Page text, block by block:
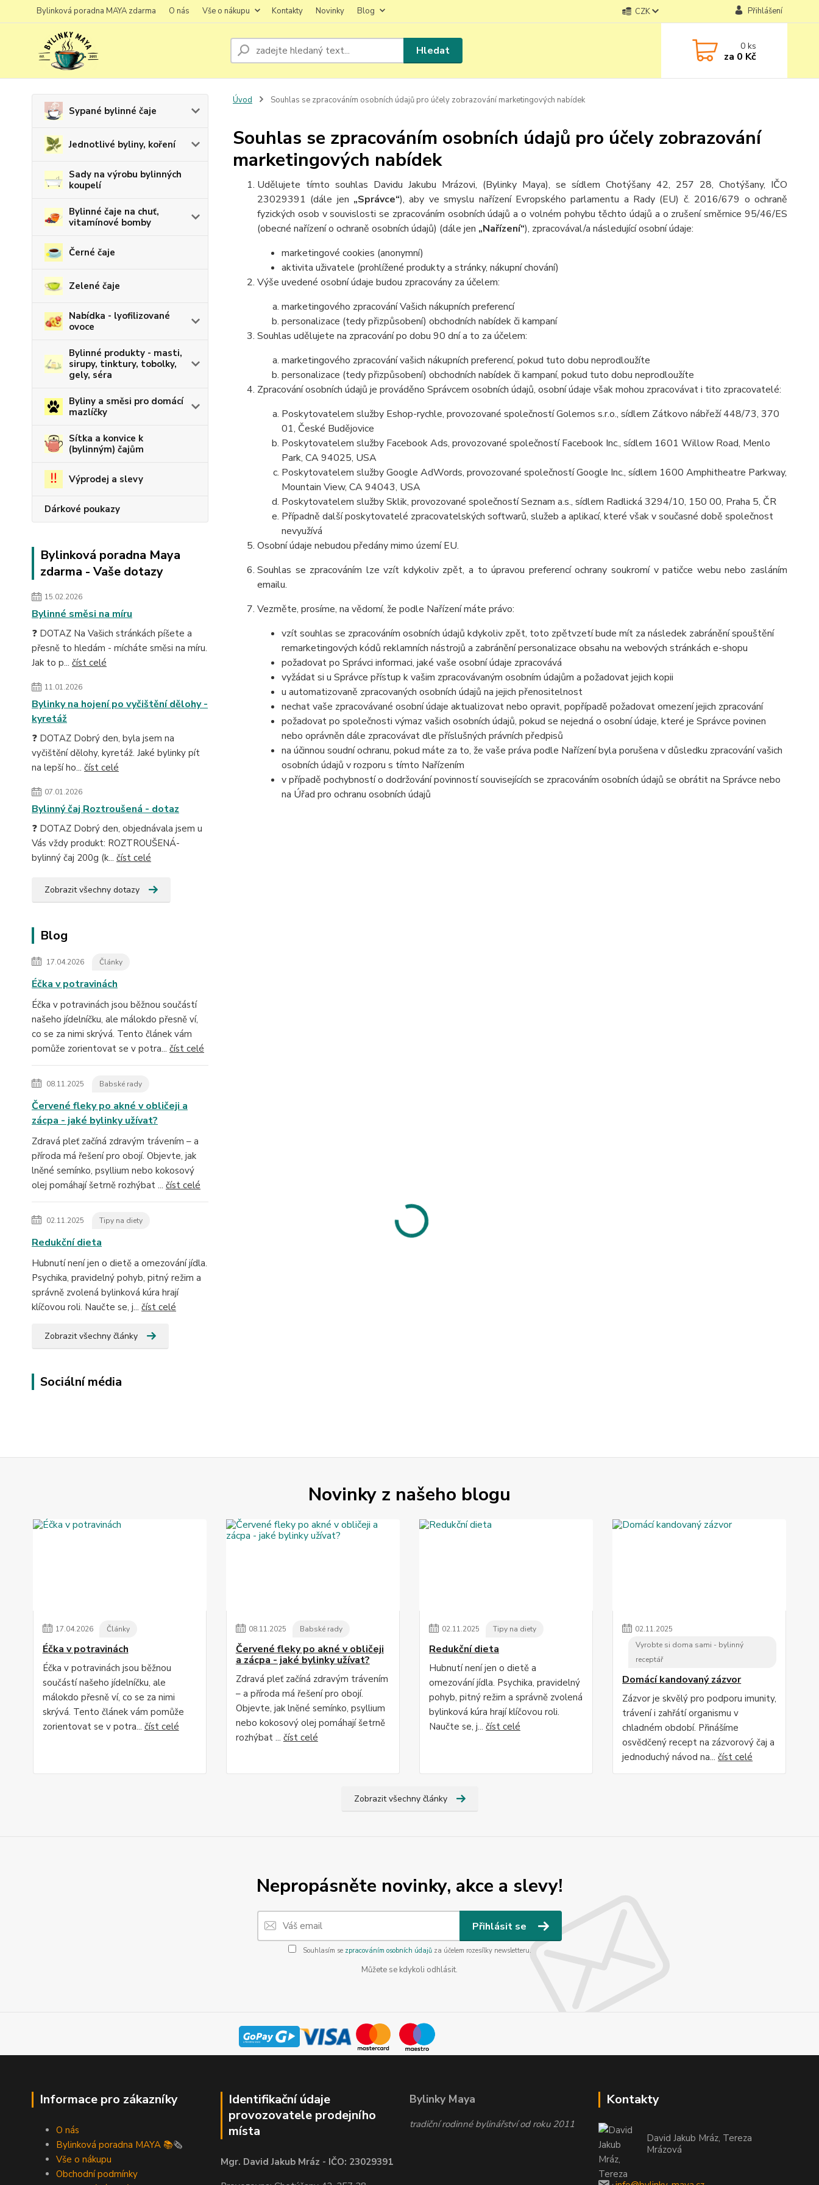
Bylinková poradna MAYA zdarma O nás Vše o nákupu Kontakty Novinky Blog CZK Přihlášení
Hledat 0ks
za 0 Kč
Sypané bylinné čaje
Jednotlivé byliny, koření
Sady na výrobu bylinných
koupelí
Bylinné čaje na chuť,
vitamínové bomby
Černé čaje
Zelené čaje
Nabídka - lyofilizované
ovoce
Bylinné produkty - masti,
sirupy, tinktury, tobolky,
gely, séra
Byliny a směsi pro domácí
mazlíčky
Sítka a konvice k
(bylinným) čajům
Výprodej a slevy
Dárkové poukazy
Bylinková poradna Maya
zdarma - Vaše dotazy
15.02.2026
Bylinné směsi na míru
❓ DOTAZ Na Vašich stránkách píšete a
přesně to hledám - mícháte směsi na míru.
Jak to p... číst celé
11.01.2026
Bylinky na hojení po vyčištění dělohy -
kyretáž
❓ DOTAZ Dobrý den, byla jsem na
vyčištění dělohy, kyretáž. Jaké bylinky pít
na lepší ho... číst celé
07.01.2026
Bylinný čaj Roztroušená - dotaz
❓ DOTAZ Dobrý den, objednávala jsem u
Vás vždy produkt: ROZTROUŠENÁ-
bylinný čaj 200g (k... číst celé
Zobrazit všechny dotazy
Blog
17.04.2026 Články
Éčka v potravinách
Éčka v potravinách jsou běžnou součástí
našeho jídelníčku, ale málokdo přesně ví,
co se za nimi skrývá. Tento článek vám
pomůže zorientovat se v potra... číst celé
08.11.2025 Babské rady
Červené fleky po akné v obličeji a
zácpa - jaké bylinky užívat?
Zdravá pleť začíná zdravým trávením – a
příroda má řešení pro obojí. Objevte, jak
lněné semínko, psyllium nebo kokosový
olej pomáhají šetrně rozhýbat ... číst celé
02.11.2025 Tipy na diety
Redukční dieta
Hubnutí není jen o dietě a omezování jídla.
Psychika, pravidelný pohyb, pitný režim a
správně zvolená bylinková kúra hrají
klíčovou roli. Naučte se, j... číst celé
Zobrazit všechny články
Sociální média
Úvod Souhlas se zpracováním osobních údajů pro účely zobrazování marketingových nabídek
Souhlas se zpracováním osobních údajů pro účely zobrazování
marketingových nabídek
Udělujete tímto souhlas Davidu Jakubu Mrázovi, (Bylinky Maya), se sídlem Chotýšany 42, 257 28, Chotýšany, IČO
23029391 (dále jen „Správce“), aby ve smyslu nařízení Evropského parlamentu a Rady (EU) č. 2016/679 o ochraně
fyzických osob v souvislosti se zpracováním osobních údajů a o volném pohybu těchto údajů a o zrušení směrnice 95/46/ES
(obecné nařízení o ochraně osobních údajů) (dále jen „Nařízení“), zpracovával/a následující osobní údaje:
marketingové cookies (anonymní)
aktivita uživatele (prohlížené produkty a stránky, nákupní chování)
Výše uvedené osobní údaje budou zpracovány za účelem:
marketingového zpracování Vašich nákupních preferencí
personalizace (tedy přizpůsobení) obchodních nabídek či kampaní
Souhlas udělujete na zpracování po dobu 90 dní a to za účelem:
marketingového zpracování vašich nákupních preferencí, pokud tuto dobu neprodloužíte
personalizace (tedy přizpůsobení) obchodních nabídek či kampaní, pokud tuto dobu neprodloužíte
Zpracování osobních údajů je prováděno Správcem osobních údajů, osobní údaje však mohou zpracovávat i tito zpracovatelé:
Poskytovatelem služby Eshop-rychle, provozované společností Golemos s.r.o., sídlem Zátkovo nábřeží 448/73, 370
01, České Budějovice
Poskytovatelem služby Facebook Ads, provozované společností Facebook Inc., sídlem 1601 Willow Road, Menlo
Park, CA 94025, USA
Poskytovatelem služby Google AdWords, provozované společností Google Inc., sídlem 1600 Amphitheatre Parkway,
Mountain View, CA 94043, USA
Poskytovatelem služby Sklik, provozované společností Seznam a.s., sídlem Radlická 3294/10, 150 00, Praha 5, ČR
Případně další poskytovatelé zpracovatelských softwarů, služeb a aplikací, které však v současné době společnost
nevyužívá
Osobní údaje nebudou předány mimo území EU.
Souhlas se zpracováním lze vzít kdykoliv zpět, a to úpravou preferencí ochrany soukromí v patičce webu nebo zasláním
emailu.
Vezměte, prosíme, na vědomí, že podle Nařízení máte právo:
vzít souhlas se zpracováním osobních údajů kdykoliv zpět, toto zpětvzetí bude mít za následek zabránění spouštění
remarketingových kódů reklamních nástrojů a zabránění personalizace obsahu na webových stránkách e-shopu
požadovat po Správci informaci, jaké vaše osobní údaje zpracovává
vyžádat si u Správce přístup k vašim zpracovávaným osobním údajům a požadovat jejich kopii
u automatizovaně zpracovaných osobních údajů na jejich přenositelnost
nechat vaše zpracovávané osobní údaje aktualizovat nebo opravit, popřípadě požadovat omezení jejich zpracování
požadovat po společnosti výmaz vašich osobních údajů, pokud se nejedná o osobní údaje, které je Správce povinen
nebo oprávněn dále zpracovávat dle příslušných právních předpisů
na účinnou soudní ochranu, pokud máte za to, že vaše práva podle Nařízení byla porušena v důsledku zpracování vašich
osobních údajů v rozporu s tímto Nařízením
v případě pochybností o dodržování povinností souvisejících se zpracováním osobních údajů se obrátit na Správce nebo
na Úřad pro ochranu osobních údajů
Novinky z našeho blogu
17.04.2026 Články
Éčka v potravinách
Éčka v potravinách jsou běžnou
součástí našeho jídelníčku, ale
málokdo přesně ví, co se za nimi
skrývá. Tento článek vám pomůže
zorientovat se v potra... číst celé
08.11.2025 Babské rady
Červené fleky po akné v obličeji
a zácpa - jaké bylinky užívat?
Zdravá pleť začíná zdravým trávením
– a příroda má řešení pro obojí.
Objevte, jak lněné semínko, psyllium
nebo kokosový olej pomáhají šetrně
rozhýbat ... číst celé
02.11.2025 Tipy na diety
Redukční dieta
Hubnutí není jen o dietě a
omezování jídla. Psychika, pravidelný
pohyb, pitný režim a správně zvolená
bylinková kúra hrají klíčovou roli.
Naučte se, j... číst celé
02.11.2025
Vyrobte si doma sami - bylinný
receptář
Domácí kandovaný zázvor
Zázvor je skvělý pro podporu imunity,
trávení i zahřátí organismu v
chladném období. Přinášíme
osvědčený recept na zázvorový čaj a
jednoduchý návod na...číst celé
Zobrazit všechny články
Nepropásněte novinky, akce a slevy!
Přihlásit se
Souhlasím se zpracováním osobních údajůza účelem rozesílky newsletteru.
Můžete se kdykoli odhlásit.
Informace pro zákazníky
O nás
Bylinková poradna MAYA 📚🗞️
Vše o nákupu
Obchodní podmínky
Identifikační údaje
provozovatele prodejního
místa
Mgr. David Jakub Mráz - IČO: 23029391
Bylinky Maya
tradiční rodinné bylinářství od roku 2011
Kontakty
David Jakub Mráz, Tereza
Mrázová